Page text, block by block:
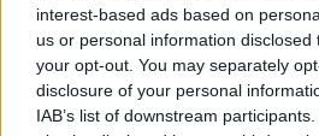
interest-based ads based on
us or personal information
your opt-out. You may separately
disclosure of your personal
IAB’s list of downstream
Area Livornese: Livorno 53, Collesalvetti